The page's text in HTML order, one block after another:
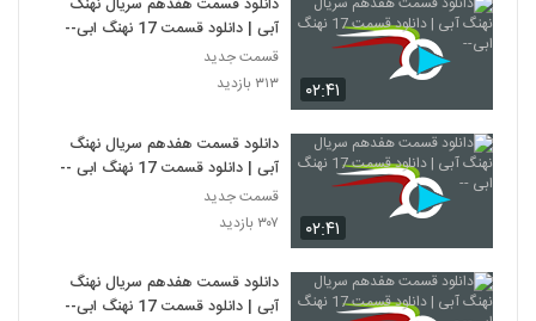
۰۲:۴۱
دانلود قسمت هفدهم سریال نهنگ
آبی | دانلود قسمت 17 نهنگ ابی--
قسمت جدید
۳۱۳ بازدید
۰۲:۴۱
دانلود قسمت هفدهم سریال نهنگ
آبی | دانلود قسمت 17 نهنگ ابی --
قسمت جدید
۳۰۷ بازدید
دانلود قسمت هفدهم سریال نهنگ
آبی | دانلود قسمت 17 نهنگ ابی-- -